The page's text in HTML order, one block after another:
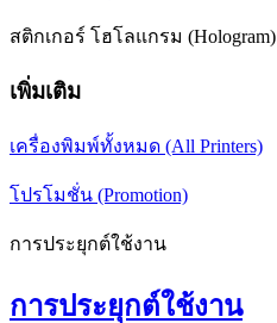
สติกเกอร์ โฮโลแกรม (Hologram)
เพิ่มเติม
เครื่องพิมพ์ทั้งหมด (All Printers)
โปรโมชั่น (Promotion)
การประยุกต์ใช้งาน
การประยุกต์ใช้งาน